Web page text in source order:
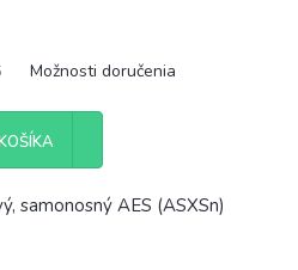
Možnosti doručenia
samonosný AES (ASXSn)